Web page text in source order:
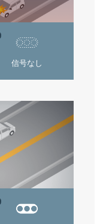
信号なし